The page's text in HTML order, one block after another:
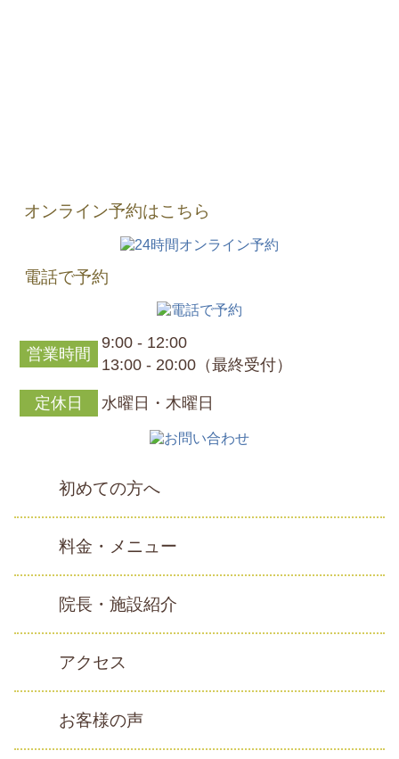
オンライン予約はこちら
電話で予約
営業時間
9:00 - 12:00
13:00 - 20:00（最終受付）
定休日 水曜日・木曜日
初めての方へ
料金・メニュー
院長・施設紹介
アクセス
お客様の声